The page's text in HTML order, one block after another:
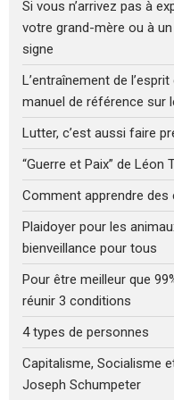
Si vous n’arrivez pas à
votre grand-mère ou à
signe
L’entraînement de
manuel de référence sur
Lutter, c’est aussi faire
“Guerre et Paix” de Léon
Comment apprendre des
Plaidoyer pour les
bienveillance pour tous
Pour être meilleur que
réunir 3 conditions
4 types de personnes
Capitalisme, Socialisme
Joseph Schumpeter